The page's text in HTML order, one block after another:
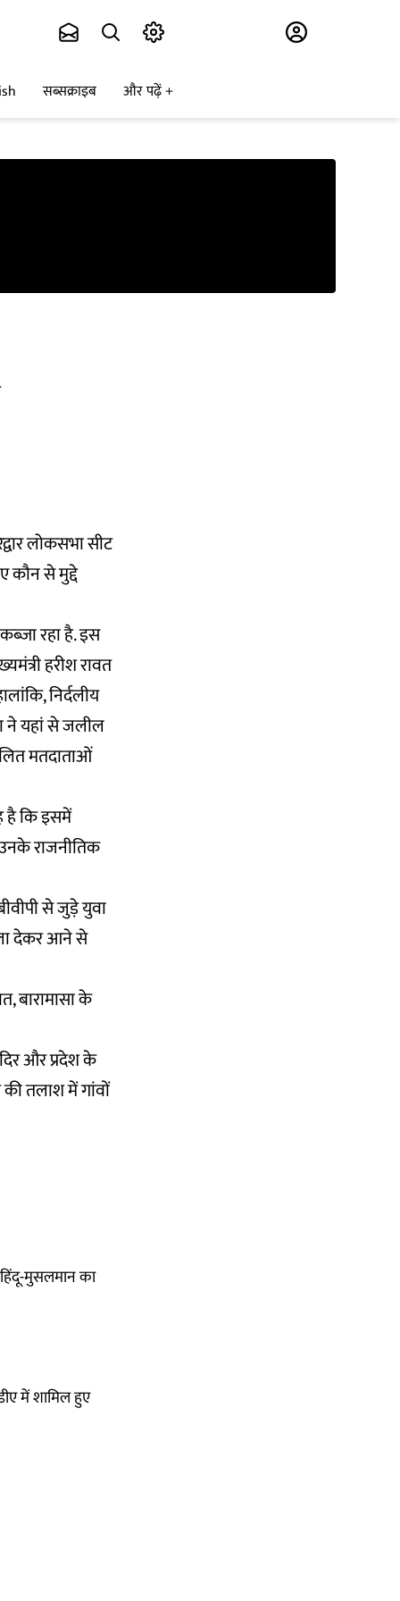
सब्सक्राइब और पढ़ें
लोकसभा सीट
कौन से मुद्दे
रहा है. इस
हरीश रावत
निर्दलीय
ने यहां से जलील
मतदाताओं
है कि इसमें
राजनीतिक
से जुड़े युवा
देकर आने से
बारामासा के
और प्रदेश के
तलाश में गांवों
मुसलमान का
में शामिल हुए